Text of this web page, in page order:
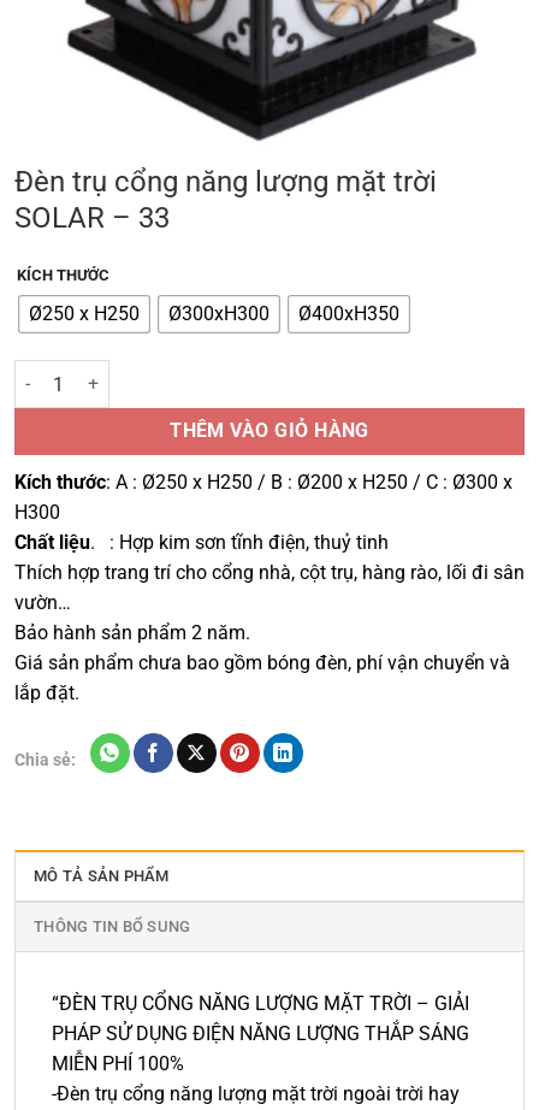
Đèn trụ cổng năng lượng mặt trời
SOLAR – 33
KÍCH THƯỚC
Ø250 x H250 Ø300xH300 Ø400xH350
Đèn trụ cổng năng lượng mặt trời SOLAR - 33 số lượng
THÊM VÀO GIỎ HÀNG
Kích thước: A : Ø250 x H250 / B : Ø200 x H250 / C : Ø300 x
H300
Chất liệu.
: Hợp kim sơn tĩnh điện, thuỷ tinh
Thích hợp trang trí cho cổng nhà, cột trụ, hàng rào, lối đi sân
vườn…
Bảo hành sản phẩm 2 năm.
Giá sản phẩm chưa bao gồm bóng đèn, phí vận chuyển và
lắp đặt.
Chia sẻ:
MÔ TẢ SẢN PHẨM
THÔNG TIN BỔ SUNG
“ĐÈN TRỤ CỔNG NĂNG LƯỢNG MẶT TRỜI – GIẢI
PHÁP SỬ DỤNG ĐIỆN NĂNG LƯỢNG THẮP SÁNG
MIỄN PHÍ 100%
-Đèn trụ cổng năng lượng mặt trời ngoài trời hay